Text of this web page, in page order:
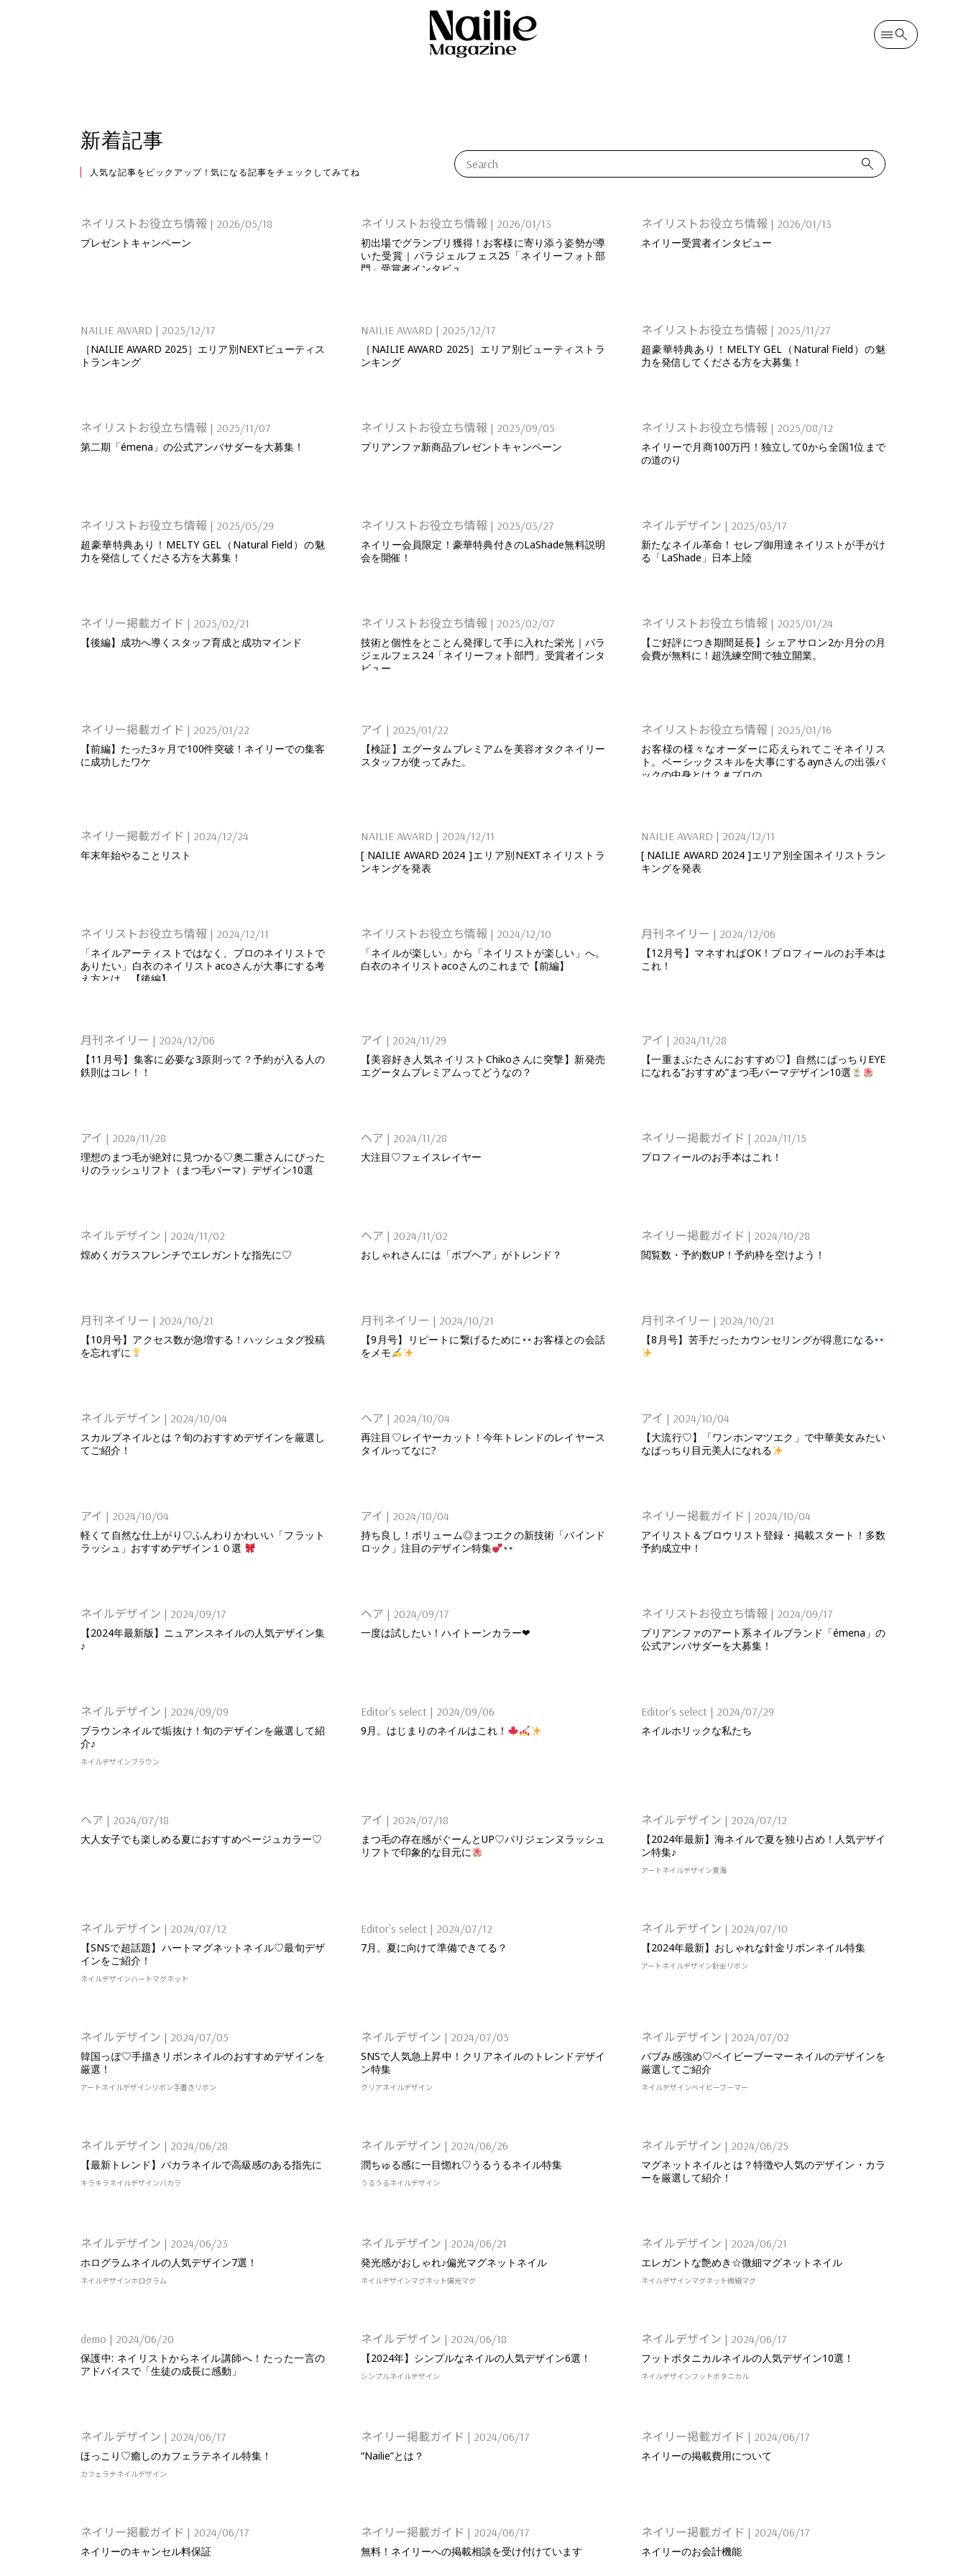
新着記事
人気な記事をピックアップ！気になる記事をチェックしてみてね
ネイリストお役立ち情報 | 2026/05/18
プレゼントキャンペーン
ネイリストお役立ち情報 | 2026/01/13
初出場でグランプリ獲得！お客様に寄り添う姿勢が導
いた受賞｜パラジェルフェス25「ネイリーフォト部
門」受賞者インタビュ
ネイリストお役立ち情報 | 2026/01/13
ネイリー受賞者インタビュー
NAILIE AWARD | 2025/12/17
［NAILIE AWARD 2025］エリア別NEXTビューティス
トランキング
NAILIE AWARD | 2025/12/17
［NAILIE AWARD 2025］エリア別ビューティストラ
ンキング
ネイリストお役立ち情報 | 2025/11/27
超豪華特典あり！MELTY GEL（Natural Field）の魅
力を発信してくださる方を大募集！
ネイリストお役立ち情報 | 2025/11/07
第二期「émena」の公式アンバサダーを大募集！
ネイリストお役立ち情報 | 2025/09/05
プリアンファ新商品プレゼントキャンペーン
ネイリストお役立ち情報 | 2025/08/12
ネイリーで月商100万円！独立して0から全国1位まで
の道のり
ネイリストお役立ち情報 | 2025/05/29
超豪華特典あり！MELTY GEL（Natural Field）の魅
力を発信してくださる方を大募集！
ネイリストお役立ち情報 | 2025/03/27
ネイリー会員限定！豪華特典付きのLaShade無料説明
会を開催！
ネイルデザイン | 2025/03/17
新たなネイル革命！セレブ御用達ネイリストが手がけ
る「LaShade」日本上陸
ネイリー掲載ガイド | 2025/02/21
【後編】成功へ導くスタッフ育成と成功マインド
ネイリストお役立ち情報 | 2025/02/07
技術と個性をとことん発揮して手に入れた栄光｜パラ
ジェルフェス24「ネイリーフォト部門」受賞者インタ
ビュー
ネイリストお役立ち情報 | 2025/01/24
【ご好評につき期間延長】シェアサロン2か月分の月
会費が無料に！超洗練空間で独立開業。
ネイリー掲載ガイド | 2025/01/22
【前編】たった3ヶ月で100件突破！ネイリーでの集客
に成功したワケ
アイ | 2025/01/22
【検証】エグータムプレミアムを美容オタクネイリー
スタッフが使ってみた。
ネイリストお役立ち情報 | 2025/01/16
お客様の様々なオーダーに応えられてこそネイリス
ト。ベーシックスキルを大事にするaynさんの出張バ
ックの中身とは？＃プロの...
ネイリー掲載ガイド | 2024/12/24
年末年始やることリスト
NAILIE AWARD | 2024/12/11
[ NAILIE AWARD 2024 ]エリア別NEXTネイリストラ
ンキングを発表
NAILIE AWARD | 2024/12/11
[ NAILIE AWARD 2024 ]エリア別全国ネイリストラン
キングを発表
ネイリストお役立ち情報 | 2024/12/11
「ネイルアーティストではなく、プロのネイリストで
ありたい」白衣のネイリストacoさんが大事にする考
え方とは。【後編】
ネイリストお役立ち情報 | 2024/12/10
「ネイルが楽しい」から「ネイリストが楽しい」へ。
白衣のネイリストacoさんのこれまで【前編】
月刊ネイリー | 2024/12/06
【12月号】マネすればOK！プロフィールのお手本は
これ！
月刊ネイリー | 2024/12/06
【11月号】集客に必要な3原則って？予約が入る人の
鉄則はコレ！！
アイ | 2024/11/29
【美容好き人気ネイリストChikoさんに突撃】新発売
エグータムプレミアムってどうなの？
アイ | 2024/11/28
【一重まぶたさんにおすすめ♡】自然にぱっちりEYE
になれる”おすすめ”まつ毛パーマデザイン10選
アイ | 2024/11/28
理想のまつ毛が絶対に見つかる♡奥二重さんにぴった
りのラッシュリフト（まつ毛パーマ）デザイン10選
ヘア | 2024/11/28
大注目♡フェイスレイヤー
ネイリー掲載ガイド | 2024/11/15
プロフィールのお手本はこれ！
ネイルデザイン | 2024/11/02
煌めくガラスフレンチでエレガントな指先に♡
ヘア | 2024/11/02
おしゃれさんには「ボブヘア」がトレンド？
ネイリー掲載ガイド | 2024/10/28
閲覧数・予約数UP！予約枠を空けよう！
月刊ネイリー | 2024/10/21
【10月号】アクセス数が急増する！ハッシュタグ投稿
を忘れずに
月刊ネイリー | 2024/10/21
【9月号】リピートに繋げるために
お客様との会話
をメモ
月刊ネイリー | 2024/10/21
【8月号】苦手だったカウンセリングが得意になる
ネイルデザイン | 2024/10/04
スカルプネイルとは？旬のおすすめデザインを厳選し
てご紹介！
ヘア | 2024/10/04
再注目♡レイヤーカット！今年トレンドのレイヤース
タイルってなに?
アイ | 2024/10/04
【大流行♡】「ワンホンマツエク」で中華美女みたい
なぱっちり目元美人になれる
アイ | 2024/10/04
軽くて自然な仕上がり♡ふんわりかわいい「フラット
ラッシュ」おすすめデザイン１０選
アイ | 2024/10/04
持ち良し！ボリューム◎まつエクの新技術「バインド
ロック」注目のデザイン特集
ネイリー掲載ガイド | 2024/10/04
アイリスト＆ブロウリスト登録・掲載スタート！多数
予約成立中！
ネイルデザイン | 2024/09/17
【2024年最新版】ニュアンスネイルの人気デザイン集
♪
ヘア | 2024/09/17
一度は試したい！ハイトーンカラー❤︎
ネイリストお役立ち情報 | 2024/09/17
プリアンファのアート系ネイルブランド「émena」の
公式アンバサダーを大募集！
ネイルデザイン | 2024/09/09
ブラウンネイルで垢抜け！旬のデザインを厳選して紹
介♪
ネイルデザインブラウン
Editor's select | 2024/09/06
9月。はじまりのネイルはこれ！
Editor's select | 2024/07/29
ネイルホリックな私たち
ヘア | 2024/07/18
大人女子でも楽しめる夏におすすめベージュカラー♡
アイ | 2024/07/18
まつ毛の存在感がぐーんとUP♡パリジェンヌラッシュ
リフトで印象的な目元に
ネイルデザイン | 2024/07/12
【2024年最新】海ネイルで夏を独り占め！人気デザイ
ン特集♪
アートネイルデザイン夏海
ネイルデザイン | 2024/07/12
【SNSで超話題】ハートマグネットネイル♡最旬デザ
インをご紹介！
ネイルデザインハートマグネット
Editor's select | 2024/07/12
7月。夏に向けて準備できてる？
ネイルデザイン | 2024/07/10
【2024年最新】おしゃれな針金リボンネイル特集
アートネイルデザイン針金リボン
ネイルデザイン | 2024/07/05
韓国っぽ♡手描きリボンネイルのおすすめデザインを
厳選！
アートネイルデザイン リボン手書きリボン
ネイルデザイン | 2024/07/05
SNSで人気急上昇中！クリアネイルのトレンドデザイ
ン特集
クリアネイルデザイン
ネイルデザイン | 2024/07/02
バブみ感強め♡ベイビーブーマーネイルのデザインを
厳選してご紹介
ネイルデザインベイビーブーマー
ネイルデザイン | 2024/06/28
【最新トレンド】バカラネイルで高級感のある指先に
キラキラネイルデザインバカラ
ネイルデザイン | 2024/06/26
潤ちゅる感に一目惚れ♡うるうるネイル特集
うるうるネイルデザイン
ネイルデザイン | 2024/06/25
マグネットネイルとは？特徴や人気のデザイン・カラ
ーを厳選して紹介！
ネイルデザイン | 2024/06/23
ホログラムネイルの人気デザイン7選！
ネイルデザインホログラム
ネイルデザイン | 2024/06/21
発光感がおしゃれ♪偏光マグネットネイル
ネイルデザインマグネット偏光マグ
ネイルデザイン | 2024/06/21
エレガントな艶めき☆微細マグネットネイル
ネイルデザインマグネット微細マグ
demo | 2024/06/20
保護中: ネイリストからネイル講師へ！たった一言の
アドバイスで「生徒の成長に感動」
ネイルデザイン | 2024/06/18
【2024年】シンプルなネイルの人気デザイン6選！
シンプルネイルデザイン
ネイルデザイン | 2024/06/17
フットボタニカルネイルの人気デザイン10選！
ネイルデザインフットボタニカル
ネイルデザイン | 2024/06/17
ほっこり♡癒しのカフェラテネイル特集！
カフェラテネイルデザイン
ネイリー掲載ガイド | 2024/06/17
“Nailie”とは？
ネイリー掲載ガイド | 2024/06/17
ネイリーの掲載費用について
ネイリー掲載ガイド | 2024/06/17
ネイリーのキャンセル料保証
ネイリー掲載ガイド | 2024/06/17
無料！ネイリーへの掲載相談を受け付けています
ネイリー掲載ガイド | 2024/06/17
ネイリーのお会計機能